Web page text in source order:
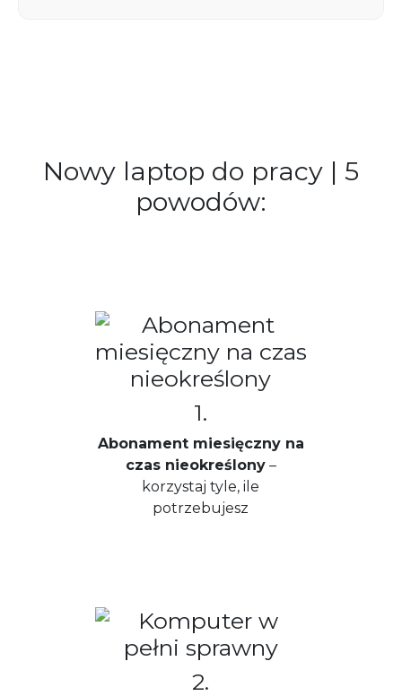
Nowy laptop do pracy | 5
powodów:
2.
1.
Abonament miesięczny na
czas nieokreślony–
korzystaj tyle, ile
potrzebujesz